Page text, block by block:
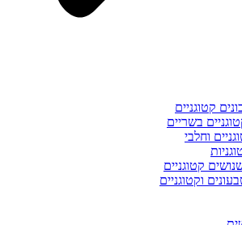
קטוגניים
בשריים
וחלבי
קטוגניים
וקטוגניים